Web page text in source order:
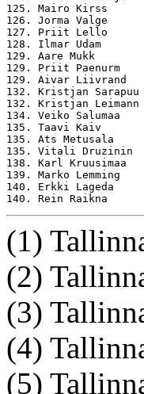
126.
128.
129.
129.
129. Aivar
132.
135.
135. Vitali
138.
139.
140. Erkki
(1)
(2)
(3)
(4)
(5)